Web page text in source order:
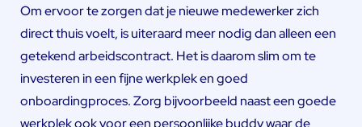
Om ervoor te zorgen dat je nieuwe medewerker zich
direct thuis voelt, is uiteraard meer nodig dan alleen een
getekend arbeidscontract. Het is daarom slim om te
investeren in een fijne werkplek en goed
onboardingproces. Zorg bijvoorbeeld naast een goede
werkplek ook voor een persoonlijke buddy waar de